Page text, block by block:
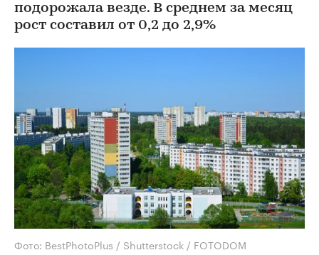
подорожала везде. В среднем за месяц
рост составил от 0,2 до 2,9%
Фото: BestPhotoPlus / Shutterstock / FOTODOM